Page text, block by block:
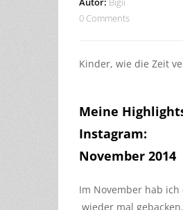
0 Comments
Kinder, wie die Zeit
Meine
Instagram:
November 2014
Im November hab ich
wieder mal